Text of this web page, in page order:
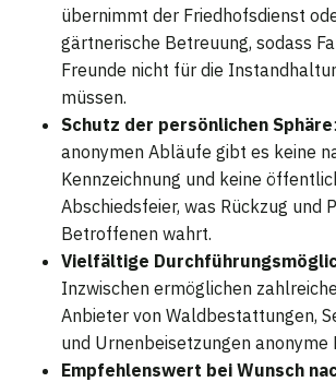
übernimmt der Friedhofsdienst
gärtnerische Betreuung, sodass
Freunde nicht für die
müssen.
Schutz der persönlichen Sphäre
anonymen Abläufe gibt es keine
Kennzeichnung und keine
Abschiedsfeier, was Rückzug und
Betroffenen wahrt.
Vielfältige
Inzwischen ermöglichen
Anbieter von Waldbestattungen,
und Urnenbeisetzungen anonyme
Empfehlenswert bei Wunsch